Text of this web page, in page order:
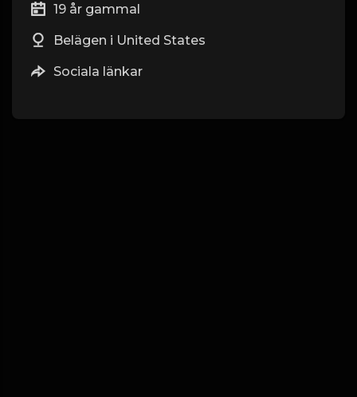
19 år gammal
Belägen i United States
Sociala länkar